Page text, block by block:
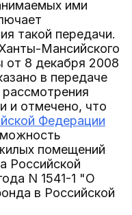
ими
такой передачи.
Мансийского
от 8 декабря 2008
в передаче
и отмечено, что
Федерации
помещений
Российской
N 1541-1 "О
в Российской